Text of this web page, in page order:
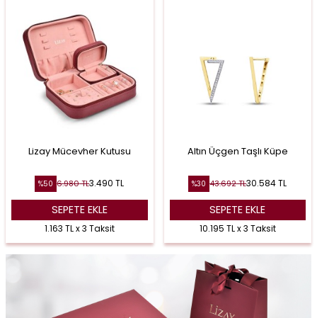
Lizay Mücevher Kutusu
%50 6.980TL3.490 TL
SEPETE EKLE
1.163 TL x 3 Taksit
Altın Üçgen Taşlı Küpe
%30 43.692TL30.584TL
SEPETE EKLE
10.195 TL x 3 Taksit